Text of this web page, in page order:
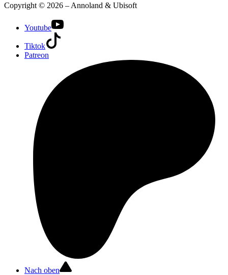
Copyright © 2026 – Annoland & Ubisoft
Youtube
Tiktok
Patreon
Nach oben